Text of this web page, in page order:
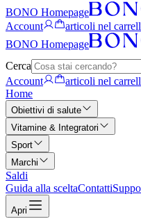
BONO Homepage
Account
articoli nel
BONO Homepage
Cerca
Account
articoli nel
Home
Obiettivi di salute
Vitamine & Integratori
Sport
Marchi
Saldi
Guida alla sceltaContatti
Apri